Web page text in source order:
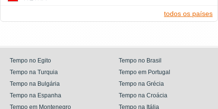
todos os países
Tempo no Egito
Tempo no Brasil
Tempo na Turquia
Tempo em Portugal
Tempo na Bulgária
Tempo na Grécia
Tempo na Espanha
Tempo na Croácia
Tempo em Montenegro
Tempo na Itália